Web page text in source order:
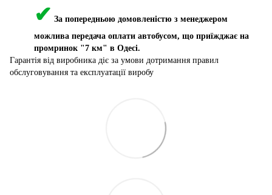
✔ За попередньою домовленістю з менеджером
можлива передача оплати автобусом, що приїжджає на
промринок "7 км" в Одесі.
Гарантія від виробника діє за умови дотримання правил
обслуговування та експлуатації виробу